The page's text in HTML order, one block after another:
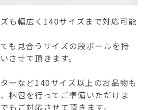
も幅広く140サイズまで対応可能
も見合うサイズの段ボールを持
させて頂きます。
ーなど140サイズ以上のお品物も
梱包を行ってご準備いただけま
もご対応させて頂きます。